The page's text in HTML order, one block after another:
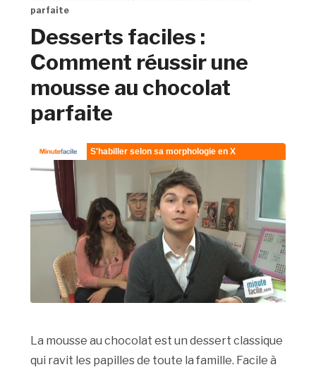
parfaite
Desserts faciles :
Comment réussir une
mousse au chocolat
parfaite
La mousse au chocolat est un dessert classique
qui ravit les papilles de toute la famille. Facile à